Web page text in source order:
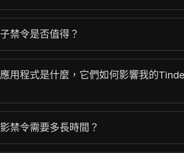
禁令是否值得？
用程式是什麼，它們如何影響我的
禁令需要多長時間？